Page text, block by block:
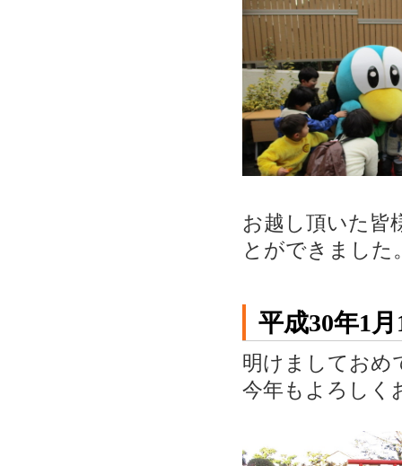
お越し頂いた皆
とができました
平成30年1
明けましておめ
今年もよろしく